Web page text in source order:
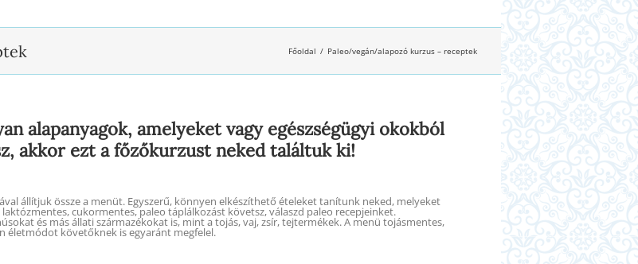
Főoldal Paleo/vegán/alapozó kurzus – receptek
alapanyagok, amelyeket vagy egészségügyi okokból
akkor ezt a főzőkurzust neked találtuk ki!
állítjuk össze a menüt. Egyszerű, könnyen elkészíthető ételeket tanítunk neked, melyeket
cukormentes, paleo táplálkozást követsz, válaszd paleo recepjeinket.
és más állati származékokat is, mint a tojás, vaj, zsír, tejtermékek. A menü tojásmentes,
életmódot követőknek is egyaránt megfelel.